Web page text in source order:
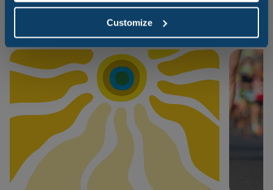
Customize